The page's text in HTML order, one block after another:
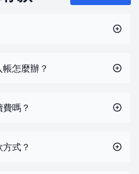
怎麼辦？
嗎？
式？